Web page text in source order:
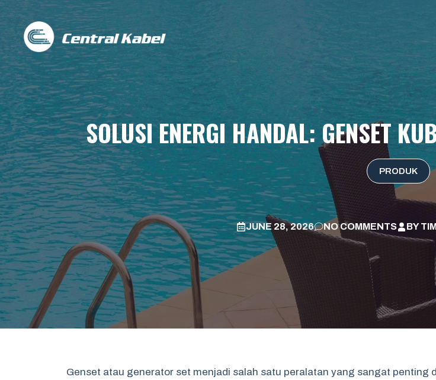
Skip
to
content
SOLUSI ENERGI HANDAL: GENSET
PRODUK
JUNE 28, 2026 NO COMMENTS BY
Genset atau generator set menjadi salah satu peralatan yang sangat penting